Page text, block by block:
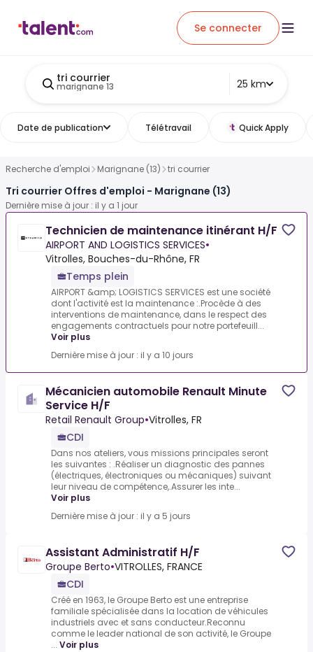
Se connecter
tri courrier
marignane 13 25 km
Date de publication Télétravail Quick Apply
Recherche d'emploi Marignane (13) tri courrier
Tri courrier Offres d'emploi - Marignane (13)
Dernière mise à jour : il y a 1 jour
Technicien de maintenance itinérant H/F
AIRPORT AND LOGISTICS SERVICES•
Vitrolles, Bouches-du-Rhône, FR
Temps plein
AIRPORT &amp; LOGISTICS SERVICES est une société
dont l'activité est la maintenance :.Procède à des
interventions de maintenance, dans le respect des
engagements contractuels pour notre portefeuill...
Voir plus
Dernière mise à jour : il y a 10 jours
Mécanicien automobile Renault Minute
Service H/F
Retail Renault Group•Vitrolles, FR
CDI
Dans nos ateliers, vous missions principales seront
les suivantes : .Réaliser un diagnostic des pannes
(électriques, électroniques ou mécaniques) suivant
leur niveau de compétence,.Assurer les inte...
Voir plus
Dernière mise à jour : il y a 5 jours
Assistant Administratif H/F
Groupe Berto•VITROLLES, FRANCE
CDI
Créé en 1963, le Groupe Berto est une entreprise
familiale spécialisée dans la location de véhicules
industriels avec et sans conducteur.Reconnu
comme le leader national de son activité, le Groupe
... Voir plus